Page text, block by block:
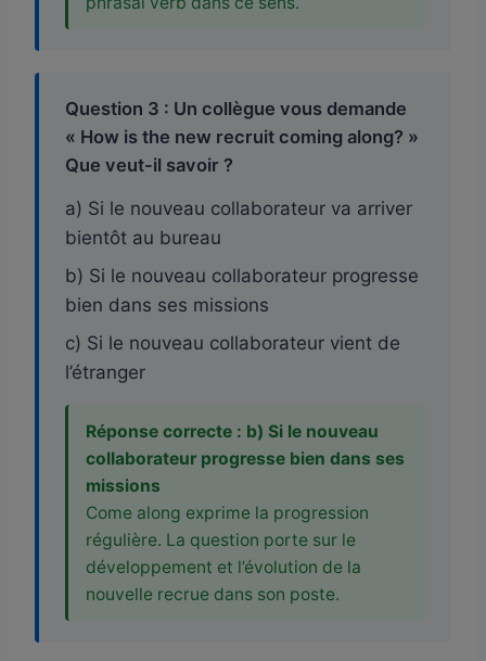
Question 3 : Un collègue vous demande
« How is the new recruit coming along? »
Que veut-il savoir ?
a) Si le nouveau collaborateur va arriver
bientôt au bureau
b) Si le nouveau collaborateur progresse
bien dans ses missions
c) Si le nouveau collaborateur vient de
l’étranger
Réponse correcte : b) Si le nouveau
collaborateur progresse bien dans ses
missions
Come along exprime la progression
régulière. La question porte sur le
développement et l’évolution de la
nouvelle recrue dans son poste.